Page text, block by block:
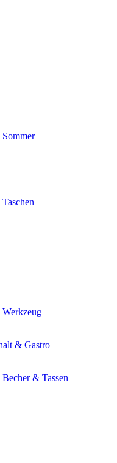
Sommer
Taschen
Werkzeug
& Gastro
Becher & Tassen